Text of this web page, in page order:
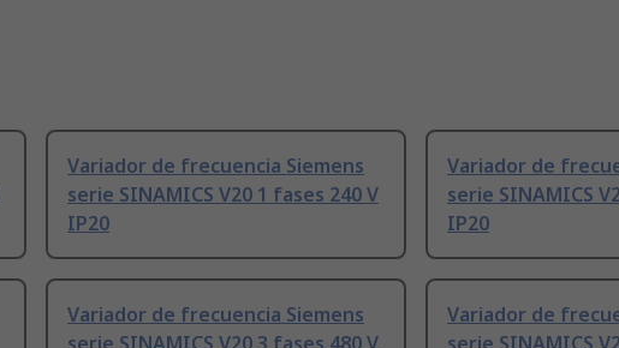
Variador de frecuencia Siemens
serie SINAMICS V20 1 fases 240 V
IP20
Variador de
serie SINAMICS
IP20
Variador de frecuencia Siemens
Variador de